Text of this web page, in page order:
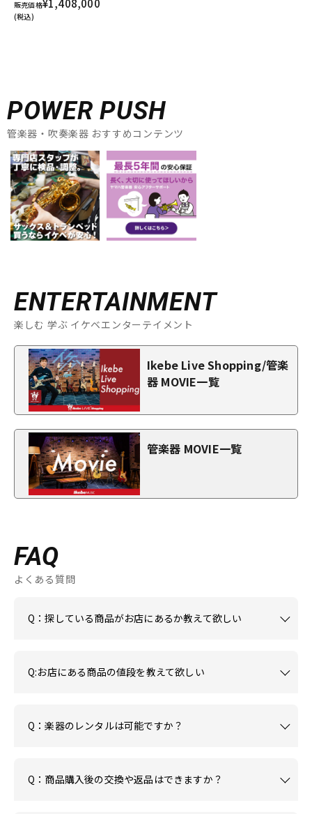
販売価格¥1,408,000
(税込)
POWER PUSH
管楽器・吹奏楽器 おすすめコンテンツ
ENTERTAINMENT
楽しむ 学ぶ イケベエンターテイメント
Ikebe Live Shopping/管楽
器 MOVIE一覧
管楽器 MOVIE一覧
FAQ
よくある質問
Q：探している商品がお店にあるか教えて欲しい
Q:お店にある商品の値段を教えて欲しい
Q：楽器のレンタルは可能ですか？
Q：商品購入後の交換や返品はできますか？